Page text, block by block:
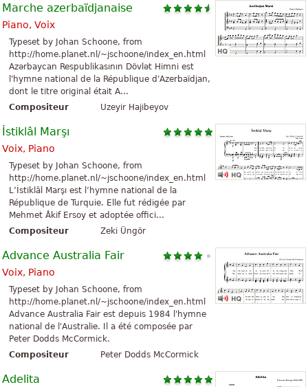
Marche azerbaïdjanaise
Piano, Voix
Typeset by Johan Schoone, from
http://home.planet.nl/~jschoone/index_en.html
Azərbaycan Respublikasının Dövlət Himni est
l'hymne national de la République d'Azerbaïdjan,
dont le titre original était A...
Compositeur
Uzeyir Hajibeyov
İstiklâl Marşı
Voix, Piano
Typeset by Johan Schoone, from
http://home.planet.nl/~jschoone/index_en.html
L’İstiklâl Marşı est l’hymne national de la
République de Turquie. Elle fut rédigée par
Mehmet Âkif Ersoy et adoptée offici...
Compositeur
Zeki Üngör
Advance Australia Fair
Voix, Piano
Typeset by Johan Schoone, from
http://home.planet.nl/~jschoone/index_en.html
Advance Australia Fair est depuis 1984 l'hymne
national de l'Australie. Il a été composée par
Peter Dodds McCormick.
Compositeur
Peter Dodds McCormick
Adelita